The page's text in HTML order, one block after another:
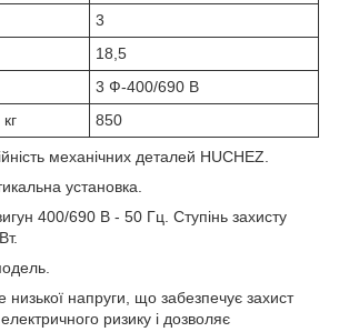
3
18,5
3 Ф-400/690 В
850
механічних деталей HUCHEZ.
установка.
400/690 В - 50 Гц. Ступінь захисту
низької напруги, що забезпечує захист
ризику і дозволяє